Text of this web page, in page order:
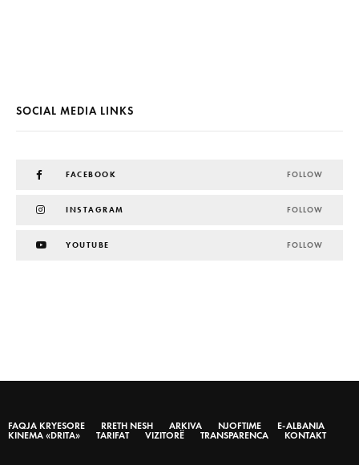
SOCIAL MEDIA LINKS
FACEBOOK FOLLOW
INSTAGRAM FOLLOW
YOUTUBE FOLLOW
FAQJA KRYESORE RRETH NESH ARKIVA NJOFTIME
E-ALBANIA
KINEMA «DRITA»
TARIFAT VIZITORË TRANSPARENCA KONTAKT